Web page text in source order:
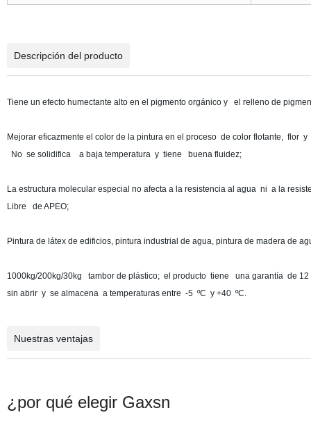
Descripción del producto
Tiene un efecto humectante alto en el pigmento orgánicoy el relleno de
Mejorar eficazmente el color de la pintura en el proceso de color flotante, flor y
No se solidifica a baja temperatura y tiene buena fluidez;
La estructura molecular especial no afecta a la resistencia al agua ni a la
Libre
de APEO;
Pintura de látex de edificios, pintura industrial de agua, pintura de madera de
1000kg/200kg/30kg tambor de plástico; el producto tiene una garantía de 12
sin abrir y se almacena a temperaturas entre -5 ºC y+40 ºC.
Nuestras ventajas
¿por qué elegir Gaxsn